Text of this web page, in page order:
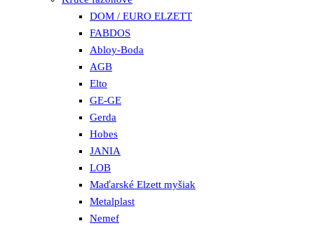
DOM / EURO ELZETT
FABDOS
Abloy-Boda
AGB
Elto
GE-GE
Gerda
Hobes
JANIA
LOB
Maďarské Elzett myšiak
Metalplast
Nemef